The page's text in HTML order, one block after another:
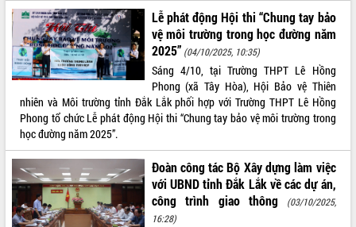
Kỳ họp thứ Hai, Hội đồng nhân dân
tỉnh khóa XI quyết nghị nhiều nội dung
quan trọng
Bí thư Tỉnh ủy Lương Nguyễn Minh
Triết thăm, tặng quà người có công với
Rà soát, hoàn thiện hệ thống thiết chế
văn hóa, thể thao đáp ứng yêu cầu
phát triển mới
Thường trực HĐND tỉnh Đắk Lắk gặp
mặt Đoàn chuyên gia y tế TP. Hồ Chí
Minh
Lễ truy điệu và an táng hài cốt liệt sĩ
LIÊN KẾT WEB
THỐNG KÊ TRUY CẬP
Lễ phát động Hội thi “Chung tay bảo
vệ môi trường trong học đường năm
2025” (04/10/2025, 10:35)
Sáng 4/10, tại Trường THPT Lê Hồng
Phong (xã Tây Hòa), Hội Bảo vệ Thiên
nhiên và Môi trường tỉnh Đắk Lắk phối hợp với Trường THPT Lê Hồng
Phong tổ chức Lễ phát động Hội thi “Chung tay bảo vệ môi trường trong
học đường năm 2025”.
Đoàn công tác Bộ Xây dựng làm việc
với UBND tỉnh Đắk Lắk về các dự án,
công trình giao thông
(03/10/2025,
16:28)